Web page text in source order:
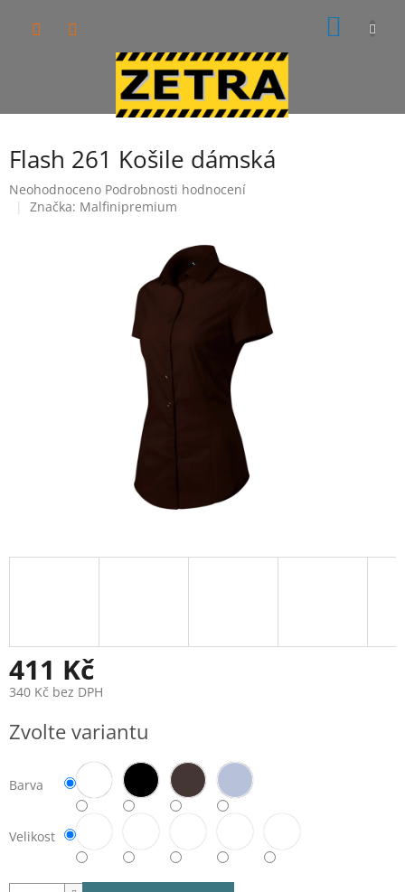
Flash 261 Košile dámská
Průměrné
hodnocení
Neohodnoceno Podrobnosti hodnocení
Značka: Malfinipremium
411 Kč
340 Kč bez DPH
cena:
Zvolte variantu
Barva
Velikost